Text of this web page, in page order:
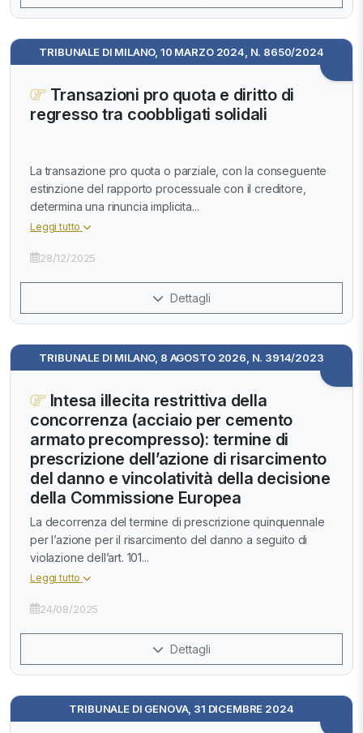
TRIBUNALE DI MILANO, 10 MARZO 2024, N. 8650/2024
Transazioni pro quota e diritto di
regresso tra coobbligati solidali
La transazione pro quota o parziale, con la conseguente
estinzione del rapporto processuale con il creditore,
determina una rinuncia implicita...
Leggi tutto
28/12/2025
Dettagli
TRIBUNALE DI MILANO, 8 AGOSTO 2026, N. 3914/2023
Intesa illecita restrittiva della
concorrenza (acciaio per cemento
armato precompresso): termine di
prescrizione dell’azione di risarcimento
del danno e vincolatività della decisione
della Commissione Europea
La decorrenza del termine di prescrizione quinquennale
per l’azione per il risarcimento del danno a seguito di
violazione dell’art. 101...
Leggi tutto
24/08/2025
Dettagli
TRIBUNALE DI GENOVA, 31 DICEMBRE 2024